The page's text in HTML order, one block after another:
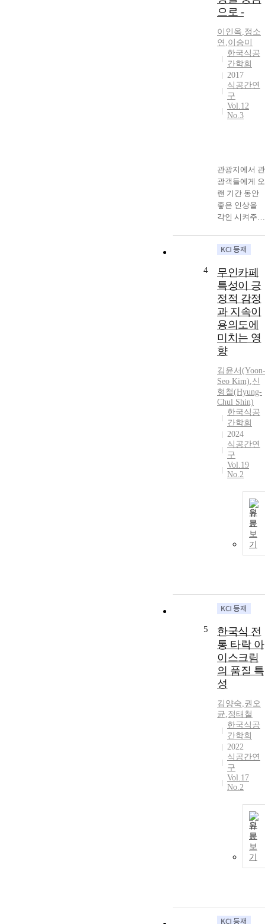
으로 -
이인옥,정소
연 ,이승미
한국식공
간학회
2017
식공간연
구
Vol.12
No.3
관광지에서 관
광객들에게 오
랜 기간 동안
좋은 인상을
각인 시켜주고
그 지역의 음
남도 강진의
한정식은 관광
객들이 꼭 한
번쯤 방문해서
식사의 경험을
갖고 싶어 하
는 곳이지만
간배열형 상차
림은 잔반량이
많거나 천편일
률적으로 지역
적 특색이나
업소별 개성이
부족한 가운데
한정식의 담음
새와 메뉴 구
성 등을 연구
하여 한식 상
차림을 발전시
켜 관광과 음
식문화 발전에
기여하고자 한
다. 본 연구는
정한 6개의 한
정식당을 직접
림의 배선 방
법과 메뉴구
성, 음식순서
의 서비스방식
등을 조사하고
업소 대표와
1:1 면담 형태
와 관찰조사를
시행하였고 개
선점을 제안하
고자 하였다.
첫째, 강진한
정식의 업소들
은 주요리와
하여 담을 것
을 제안하였고
둘째, 다양한
메뉴 구성과
조리법을 연구
하고 계절에
였다. 셋째, 간
장과 초장 등
4
무인카페
특성이 긍
정적 감정
과 지속이
용의도에
미치는 영
향
김윤서(Yoon-
Seo Kim),신
형철(Hyung-
Chul Shin)
한국식공
간학회
2024
식공간연
구
Vol.19
No.2
원
문
보
기
5
한국식 전
통 타락 아
이스크림
의 품질 특
성
김양숙,권오
균,정태철
한국식공
간학회
2022
식공간연
구
Vol.17
No.2
원
문
보
기